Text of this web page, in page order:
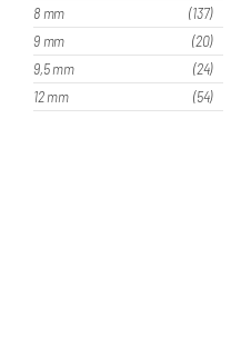
8 mm
(137)
9 mm
(20)
9,5 mm
(24)
12 mm
(54)